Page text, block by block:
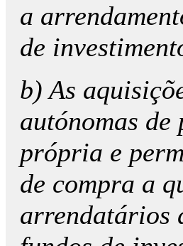
a
de
b) As
autónomas
própria e
de compra a
arrendatários